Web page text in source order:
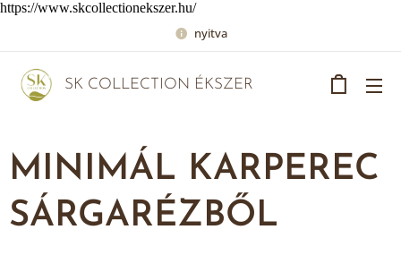
https://www.skcollectionekszer.hu/
nyitva
SK COLLECTION ÉKSZER
MINIMÁL KARPEREC
SÁRGARÉZBŐL